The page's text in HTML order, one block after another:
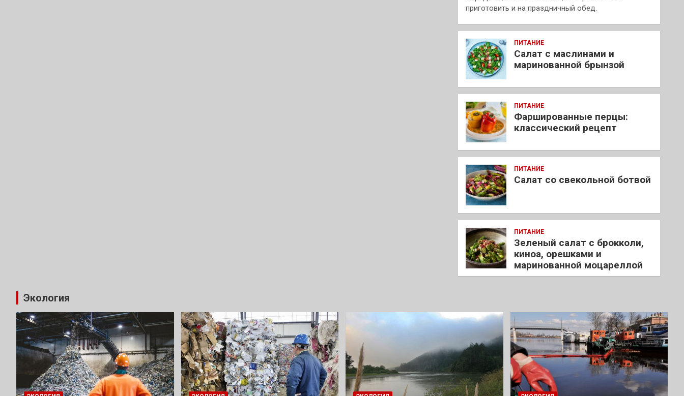
приготовить и на праздничный обед.
ПИТАНИЕ
Салат с маслинами и
маринованной брынзой
ПИТАНИЕ
Фаршированные перцы:
классический рецепт
ПИТАНИЕ
Салат со свекольной ботвой
ПИТАНИЕ
Зеленый салат с брокколи,
киноа, орешками и
маринованной моцареллой
Экология